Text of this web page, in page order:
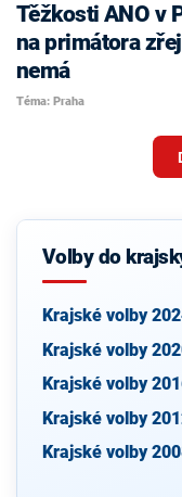
Těžkosti ANO v
na primátora
nemá
Téma: Praha
Volby do
Krajské volby
Krajské volby
Krajské volby
Krajské volby
Krajské volby